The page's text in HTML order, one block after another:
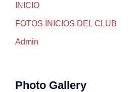
INICIO
FOTOS INICIOS DEL CLUB
Admin
Photo Gallery